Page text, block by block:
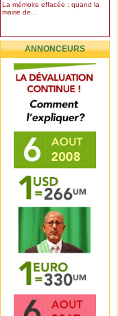
La mémoire effacée : quand la
mairie de...
ANNONCEURS